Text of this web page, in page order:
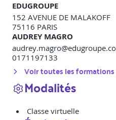
EDUGROUPE
152 AVENUE DE MALAKOFF
75116 PARIS
AUDREY MAGRO
0171197133
Voir toutes les
Modalités
Classe virtuelle